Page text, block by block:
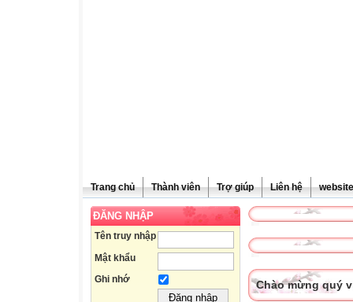
Trang chủ Thành viên Trợ giúp Liên hệ
ĐĂNG NHẬP
Tên truy nhập
Mật khẩu
Ghi nhớ
Chào mừng quý